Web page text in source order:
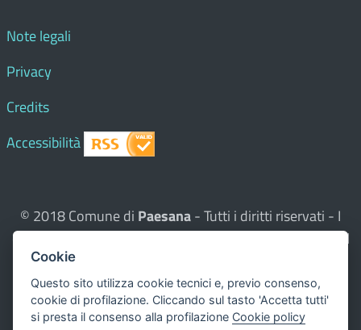
Note legali
Privacy
Credits
Accessibilità
© 2018 Comune di Paesana- Tutti i diritti riservati - I
contenuti del sito, testi e immagini sono di proprietà del
Comune - CMS:
Questo sito utilizza, nella versione per UTENTI CON
DISLESSIA,Biancoenero ®, una font italiana ad Alta
Cookie
Questo sito utilizza cookie tecnici e, previo consenso,
cookie di profilazione. Cliccando sul tasto 'Accetta tutti'
si presta il consenso alla profilazione Cookie policy